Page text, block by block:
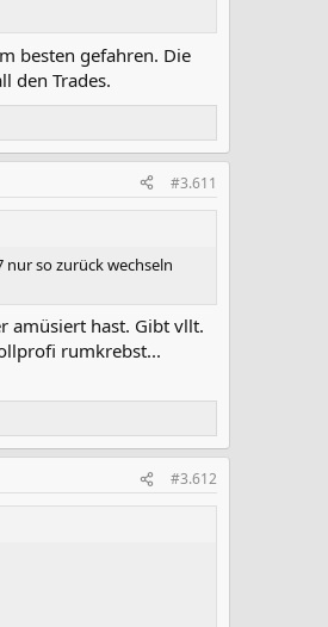
besten gefahren. Die
den Trades.
#3.611
so zurück wechseln
amüsiert hast. Gibt vllt.
rumkrebst...
#3.612